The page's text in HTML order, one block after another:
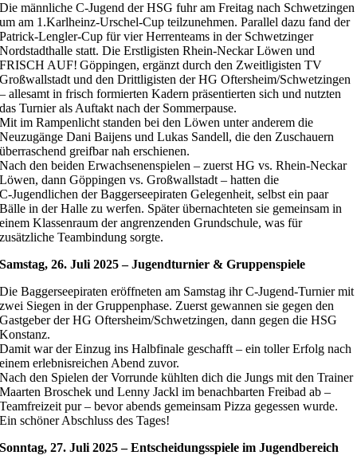
Die männliche C-Jugend der HSG fuhr am Freitag nach Schwetzingen
um am 1.Karlheinz-Urschel-Cup teilzunehmen. Parallel dazu fand der
Patrick‑Lengler‑Cup für vier Herrenteams in der Schwetzinger
Nordstadthalle statt. Die Erstligisten Rhein‑Neckar Löwen und
FRISCH AUF! Göppingen, ergänzt durch den Zweitligisten TV
Großwallstadt und den Drittligisten der HG Oftersheim/Schwetzingen
– allesamt in frisch formierten Kadern präsentierten sich und nutzten
das Turnier als Auftakt nach der Sommerpause.
Mit im Rampenlicht standen bei den Löwen unter anderem die
Neuzugänge Dani Baijens und Lukas Sandell, die den Zuschauern
überraschend greifbar nah erschienen.
Nach den beiden Erwachsenenspielen – zuerst HG vs. Rhein‑Neckar
Löwen, dann Göppingen vs. Großwallstadt – hatten die
C‑Jugendlichen der Baggerseepiraten Gelegenheit, selbst ein paar
Bälle in der Halle zu werfen. Später übernachteten sie gemeinsam in
einem Klassenraum der angrenzenden Grundschule, was für
zusätzliche Teambindung sorgte.
Samstag, 26. Juli 2025 – Jugendturnier & Gruppenspiele
Die Baggerseepiraten eröffneten am Samstag ihr C‑Jugend-Turnier mit
zwei Siegen in der Gruppenphase. Zuerst gewannen sie gegen den
Gastgeber der HG Oftersheim/Schwetzingen, dann gegen die HSG
Konstanz.
Damit war der Einzug ins Halbfinale geschafft – ein toller Erfolg nach
einem erlebnisreichen Abend zuvor.
Nach den Spielen der Vorrunde kühlten dich die Jungs mit den Trainer
Maarten Broschek und Lenny Jackl im benachbarten Freibad ab –
Teamfreizeit pur – bevor abends gemeinsam Pizza gegessen wurde.
Ein schöner Abschluss des Tages!
Sonntag, 27. Juli 2025 – Entscheidungsspiele im Jugendbereich